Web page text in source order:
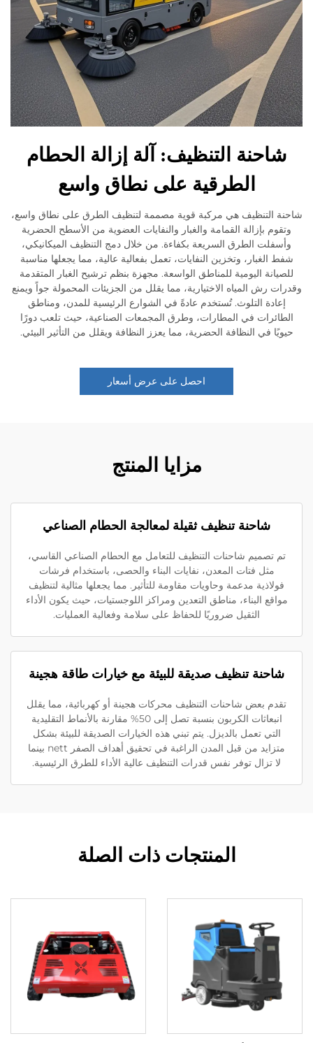
التنظيف: آلة إزالة الحطام
الطرقية على نطاق واسع
التنظيف هي مركبة قوية مصممة لتنظيف الطرق على نطاق واسع،
بإزالة القمامة والغبار والنفايات العضوية من الأسطح الحضرية
الطرق السريعة بكفاءة. من خلال دمج التنظيف الميكانيكي،
الغبار، وتخزين النفايات، تعمل بفعالية عالية، مما يجعلها مناسبة
اليومية للمناطق الواسعة. مجهزة بنظم ترشيح الغبار المتقدمة
رش المياه الاختيارية، مما يقلل من الجزيئات المحمولة جواً ويمنع
التلوث. تُستخدم عادةً في الشوارع الرئيسية للمدن، ومناطق
في المطارات، وطرق المجمعات الصناعية، حيث تلعب دورًا
في النظافة الحضرية، مما يعزز النظافة ويقلل من التأثير البيئي.
احصل على عرض أسعار
مزايا المنتج
شاحنة تنظيف ثقيلة لمعالجة الحطام الصناعي
تصميم شاحنات التنظيف للتعامل مع الحطام الصناعي القاسي،
مثل فتات المعدن، نفايات البناء والحصى، باستخدام فرشات
مدعمة وحاويات مقاومة للتأثير. مما يجعلها مثالية لتنظيف
البناء، مناطق التعدين ومراكز اللوجستيات، حيث يكون الأداء
الثقيل ضروريًا للحفاظ على سلامة وفعالية العمليات.
تنظيف صديقة للبيئة مع خيارات طاقة هجينة
بعض شاحنات التنظيف محركات هجينة أو كهربائية، مما يقلل
انبعاثات الكربون بنسبة تصل إلى 50% مقارنة بالأنماط التقليدية
التي تعمل بالديزل. يتم تبني هذه الخيارات الصديقة للبيئة بشكل
متزايد من قبل المدن الراغبة في تحقيق أهداف الصفر nett بينما
لا تزال توفر نفس قدرات التنظيف عالية الأداء للطرق الرئيسية.
المنتجات ذات الصلة